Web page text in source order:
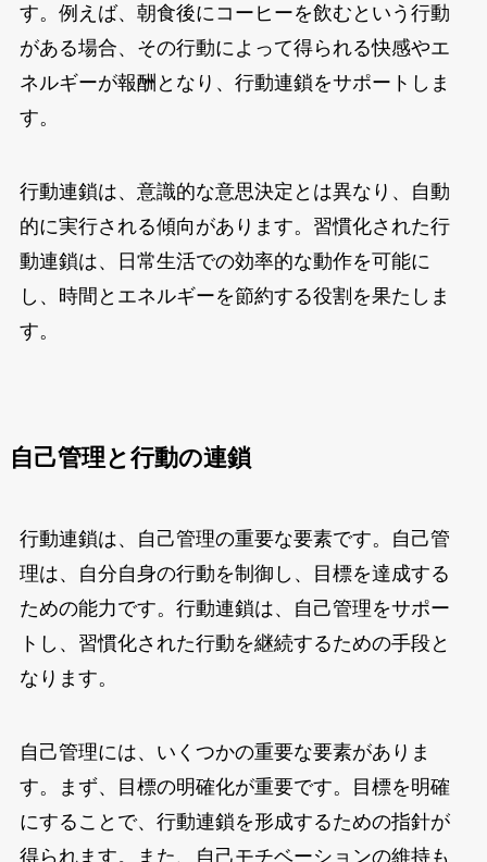
す。例えば、朝食後にコーヒーを飲むという行動
がある場合、その行動によって得られる快感やエ
ネルギーが報酬となり、行動連鎖をサポートしま
す。
行動連鎖は、意識的な意思決定とは異なり、自動
的に実行される傾向があります。習慣化された行
動連鎖は、日常生活での効率的な動作を可能に
し、時間とエネルギーを節約する役割を果たしま
す。
自己管理と行動の連鎖
行動連鎖は、自己管理の重要な要素です。自己管
理は、自分自身の行動を制御し、目標を達成する
ための能力です。行動連鎖は、自己管理をサポー
トし、習慣化された行動を継続するための手段と
なります。
自己管理には、いくつかの重要な要素がありま
す。まず、目標の明確化が重要です。目標を明確
にすることで、行動連鎖を形成するための指針が
得られます。また、自己モチベーションの維持も